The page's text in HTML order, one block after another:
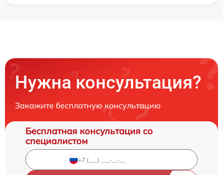
Нужна консультация?
Закажите бесплатную консультацию
Бесплатная консультация со
специалистом